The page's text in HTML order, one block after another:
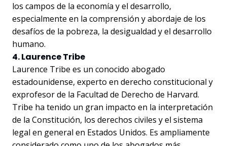
los campos de la economía y el desarrollo,
especialmente en la comprensión y abordaje de los
desafíos de la pobreza, la desigualdad y el desarrollo
humano.
4. Laurence Tribe
Laurence Tribe es un conocido abogado
estadounidense, experto en derecho constitucional y
exprofesor de la Facultad de Derecho de Harvard.
Tribe ha tenido un gran impacto en la interpretación
de la Constitución, los derechos civiles y el sistema
legal en general en Estados Unidos. Es ampliamente